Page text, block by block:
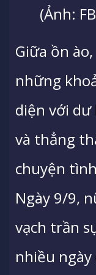
(Ảnh:
Giữa ồn
những
diện với dư
và thẳng
chuyện
Ngày 9/9,
vạch trần
nhiều